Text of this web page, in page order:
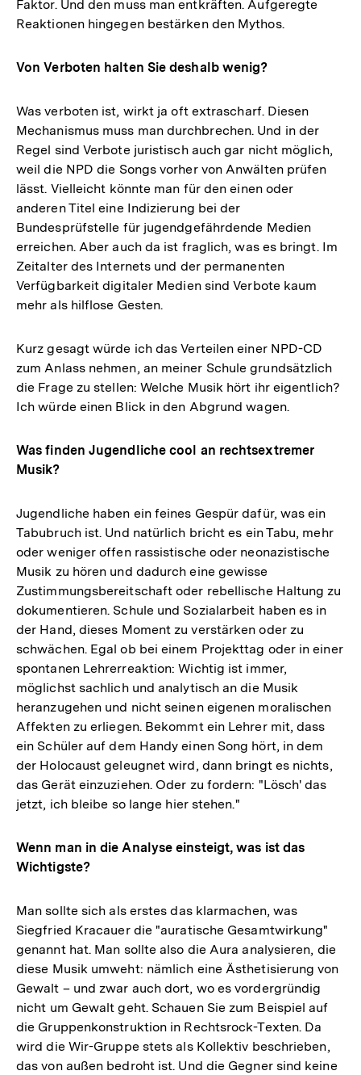
Faktor. Und den muss man entkräften. Aufgeregte
Reaktionen hingegen bestärken den Mythos.
Von Verboten halten Sie deshalb wenig?
Was verboten ist, wirkt ja oft extrascharf. Diesen
Mechanismus muss man durchbrechen. Und in der
Regel sind Verbote juristisch auch gar nicht möglich,
weil die NPD die Songs vorher von Anwälten prüfen
lässt. Vielleicht könnte man für den einen oder
anderen Titel eine Indizierung bei der
Bundesprüfstelle für jugendgefährdende Medien
erreichen. Aber auch da ist fraglich, was es bringt. Im
Zeitalter des Internets und der permanenten
Verfügbarkeit digitaler Medien sind Verbote kaum
mehr als hilflose Gesten.
Kurz gesagt würde ich das Verteilen einer NPD-CD
zum Anlass nehmen, an meiner Schule grundsätzlich
die Frage zu stellen: Welche Musik hört ihr eigentlich?
Ich würde einen Blick in den Abgrund wagen.
Was finden Jugendliche cool an rechtsextremer
Musik?
Jugendliche haben ein feines Gespür dafür, was ein
Tabubruch ist. Und natürlich bricht es ein Tabu, mehr
oder weniger offen rassistische oder neonazistische
Musik zu hören und dadurch eine gewisse
Zustimmungsbereitschaft oder rebellische Haltung zu
dokumentieren. Schule und Sozialarbeit haben es in
der Hand, dieses Moment zu verstärken oder zu
schwächen. Egal ob bei einem Projekttag oder in einer
spontanen Lehrerreaktion: Wichtig ist immer,
möglichst sachlich und analytisch an die Musik
heranzugehen und nicht seinen eigenen moralischen
Affekten zu erliegen. Bekommt ein Lehrer mit, dass
ein Schüler auf dem Handy einen Song hört, in dem
der Holocaust geleugnet wird, dann bringt es nichts,
das Gerät einzuziehen. Oder zu fordern: "Lösch' das
jetzt, ich bleibe so lange hier stehen."
Wenn man in die Analyse einsteigt, was ist das
Wichtigste?
Man sollte sich als erstes das klarmachen, was
Siegfried Kracauer die "auratische Gesamtwirkung"
genannt hat. Man sollte also die Aura analysieren, die
diese Musik umweht: nämlich eine Ästhetisierung von
Gewalt – und zwar auch dort, wo es vordergründig
nicht um Gewalt geht. Schauen Sie zum Beispiel auf
die Gruppenkonstruktion in Rechtsrock-Texten. Da
wird die Wir-Gruppe stets als Kollektiv beschrieben,
das von außen bedroht ist. Und die Gegner sind keine